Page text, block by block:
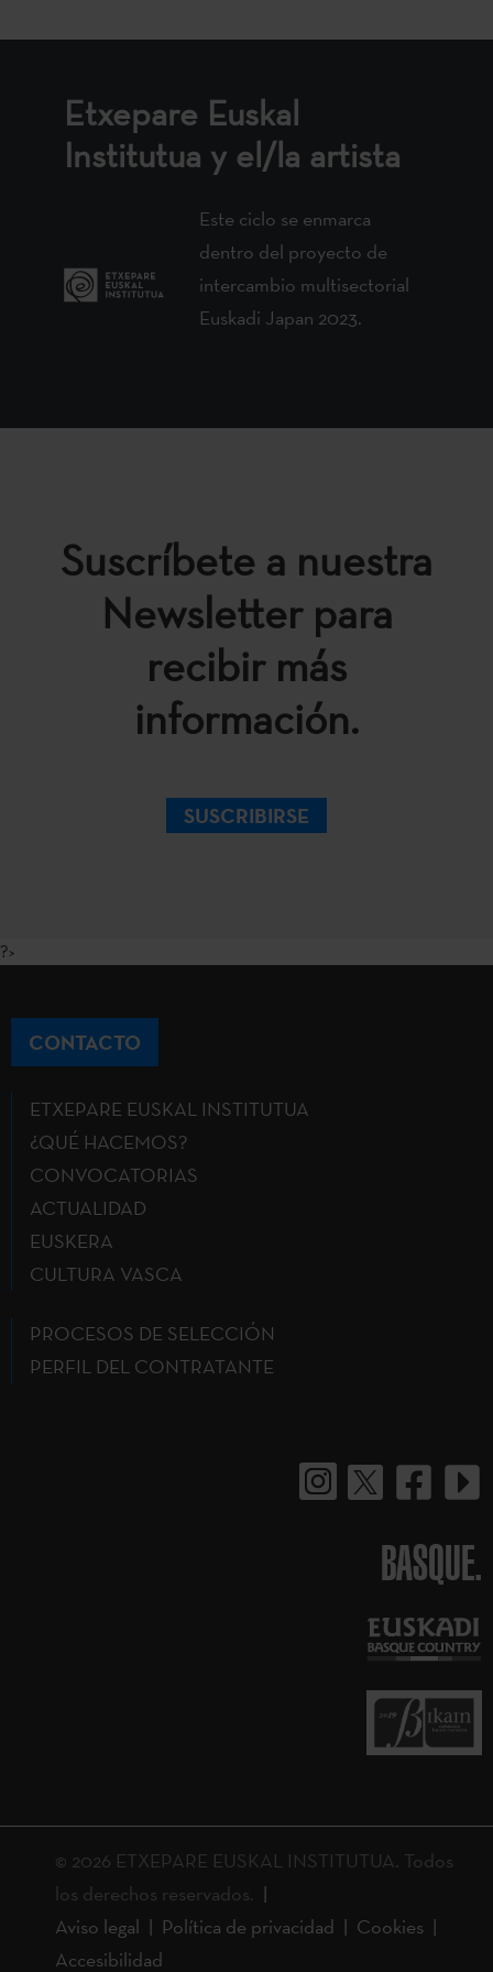
Etxepare Euskal
Institutua y el/la artista
Este ciclo se enmarca
dentro del proyecto de
intercambio multisectorial
Euskadi Japan 2023.
Suscríbete a nuestra
Newsletter para
recibir más
información.
SUSCRIBIRSE
?>
CONTACTO
ETXEPARE EUSKAL INSTITUTUA
¿QUÉ HACEMOS?
CONVOCATORIAS
ACTUALIDAD
EUSKERA
CULTURA VASCA
PROCESOS DE SELECCIÓN
PERFIL DEL CONTRATANTE
BASQUE.
© 2026 ETXEPARE EUSKAL INSTITUTUA. Todos
los derechos reservados.
Aviso legal
Política de privacidad
Cookies
Accesibilidad